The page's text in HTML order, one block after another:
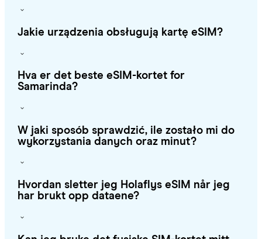
Jakie urządzenia obsługują kartę eSIM?
Hva er det beste eSIM-kortet for
Samarinda?
W jaki sposób sprawdzić, ile zostało mi do
wykorzystania danych oraz minut?
Hvordan sletter jeg Holaflys eSIM når jeg
har brukt opp dataene?